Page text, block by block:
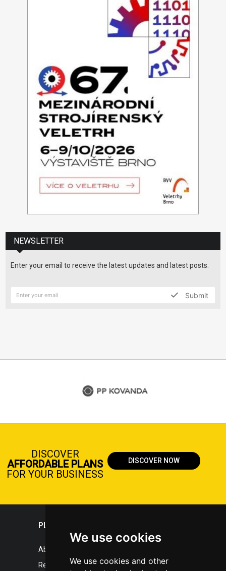
We use cookies
We use cookies and other
NEWSLETTER
Enter your email to receive the latest updates and latest posts.
Submit
DISCOVER
AFFORDABLE PLANS
FOR YOUR BUSINESS
DISCOVER NOW
PLASTICPORTAL
About portal
References